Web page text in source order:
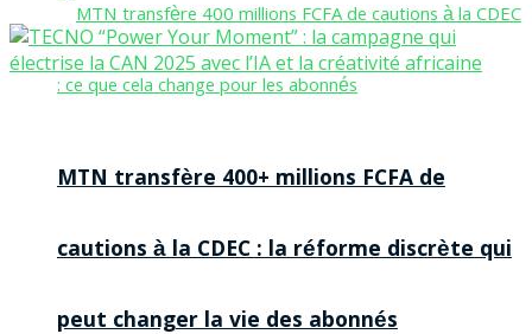
MTN transfère 400+ millions FCFA de
cautions à la CDEC : la réforme discrète qui
peut changer la vie des abonnés